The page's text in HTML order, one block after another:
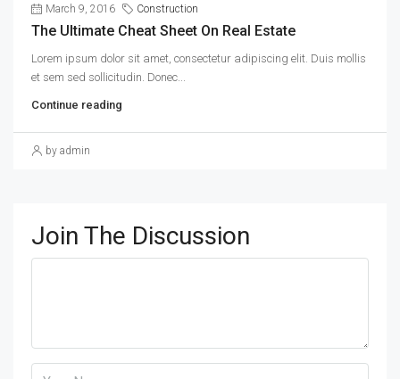
March 9, 2016 Construction
The Ultimate Cheat Sheet On Real Estate
Lorem ipsum dolor sit amet, consectetur adipiscing elit. Duis mollis
et sem sed sollicitudin. Donec...
Continue reading
by admin
Join The Discussion